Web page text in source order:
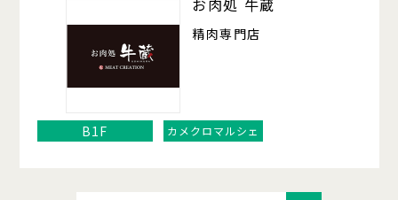
お肉処 牛蔵
精肉専門店
B1F カメクロマルシェ